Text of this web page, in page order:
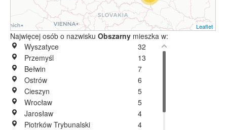
Leaflet
Najwięcej osób o nazwisku Obszarny mieszka w:
Wyszatyce
32
Przemyśl
13
Bełwin
7
Ostrów
6
Cieszyn
5
Wrocław
5
Jarosław
4
Piotrków Trybunalski
4